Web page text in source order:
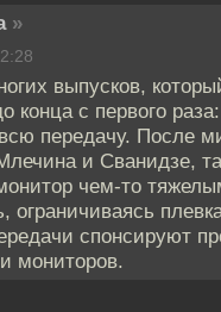
»
выпусков,
конца с первого
передачу. После
и Сванидзе,
чем-то
ограничиваясь
спонсируют
мониторов.